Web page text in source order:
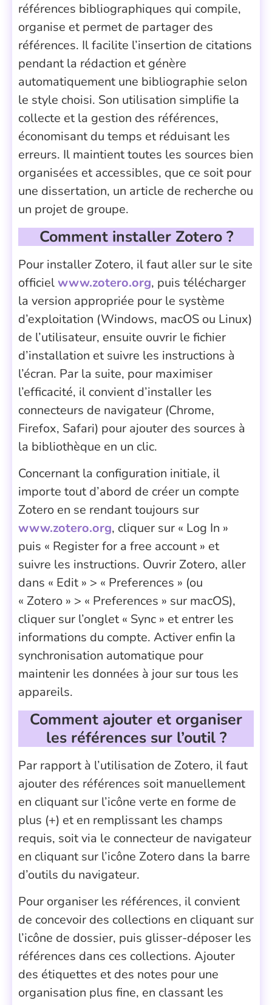
références bibliographiques qui compile,
organise et permet de partager des
références. Il facilite l’insertion de citations
pendant la rédaction et génère
automatiquement une bibliographie selon
le style choisi. Son utilisation simplifie la
collecte et la gestion des références,
économisant du temps et réduisant les
erreurs. Il maintient toutes les sources bien
organisées et accessibles, que ce soit pour
une dissertation, un article de recherche ou
un projet de groupe.
Comment installer Zotero ?
Pour installer Zotero, il faut aller sur le site
officielwww.zotero.org, puis télécharger
la version appropriée pour le système
d’exploitation (Windows, macOS ou Linux)
de l’utilisateur, ensuite ouvrir le fichier
d’installation et suivre les instructions à
l’écran. Par la suite, pour maximiser
l’efficacité, il convient d’installer les
connecteurs de navigateur (Chrome,
Firefox, Safari) pour ajouter des sources à
la bibliothèque en un clic.
Concernant la configuration initiale, il
importe tout d’abord de créer un compte
Zotero en se rendant toujours sur
www.zotero.org, cliquer sur « Log In »
puis « Register for a free account » et
suivre les instructions. Ouvrir Zotero, aller
dans « Edit » > « Preferences » (ou
« Zotero » > « Preferences » sur macOS),
cliquer sur l’onglet « Sync » et entrer les
informations du compte. Activer enfin la
synchronisation automatique pour
maintenir les données à jour sur tous les
appareils.
Comment ajouter et organiser
les références sur l’outil ?
Par rapport à l’utilisation de Zotero, il faut
ajouter des références soit manuellement
en cliquant sur l’icône verte en forme de
plus (+) et en remplissant les champs
requis, soit via le connecteur de navigateur
en cliquant sur l’icône Zotero dans la barre
d’outils du navigateur.
Pour organiser les références, il convient
de concevoir des collections en cliquant sur
l’icône de dossier, puis glisser-déposer les
références dans ces collections. Ajouter
des étiquettes et des notes pour une
organisation plus fine, en classant les